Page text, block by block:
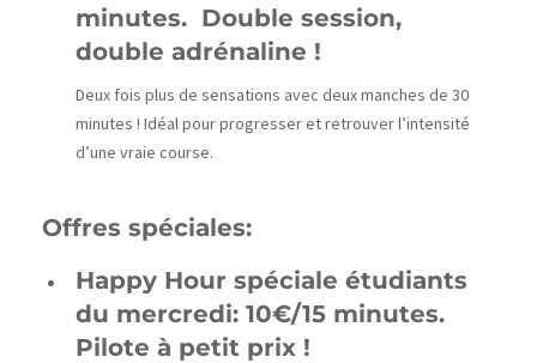
minutes. Double session,
double adrénaline !
Deux fois plus de sensations avec deux manches de 30
minutes ! Idéal pour progresser et retrouver l’intensité
d’une vraie course.
Offres spéciales:
Happy Hour spéciale étudiants
du mercredi: 10€/15 minutes.
Pilote à petit prix !